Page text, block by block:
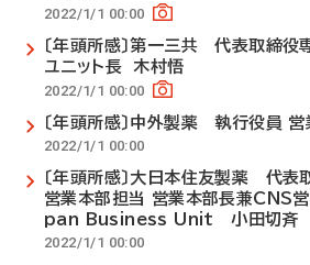
2022/1/1 00:00
〔年頭所感〕第一三共 代表取締役
ユニット長 木村悟
2022/1/1 00:00
〔年頭所感〕中外製薬 執行役員
2022/1/1 00:00
〔年頭所感〕大日本住友製薬 代表
営業本部担当 営業本部長兼
pan Business Unit 小田切斉
2022/1/1 00:00